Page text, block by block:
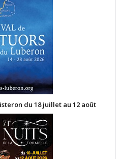
du 18 juillet au 12 août